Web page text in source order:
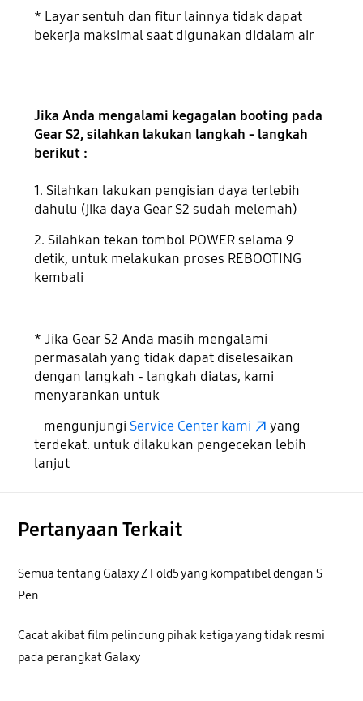
* Layar sentuh dan fitur lainnya tidak dapat
bekerja maksimal saat digunakan didalam air
Jika Anda mengalami kegagalan booting pada
Gear S2, silahkan lakukan langkah - langkah
berikut :
1. Silahkan lakukan pengisian daya terlebih
dahulu (jika daya Gear S2 sudah melemah)
2. Silahkan tekan tombol POWER selama 9
detik, untuk melakukan proses REBOOTING
kembali
* Jika Gear S2 Anda masih mengalami
permasalah yang tidak dapat diselesaikan
dengan langkah - langkah diatas, kami
menyarankan untuk
mengunjungi Service Center kami
yang
terdekat. untuk dilakukan pengecekan lebih
lanjut
Pertanyaan Terkait
Semua tentang Galaxy Z Fold5 yang kompatibel dengan S
Pen
Cacat akibat film pelindung pihak ketiga yang tidak resmi
pada perangkat Galaxy